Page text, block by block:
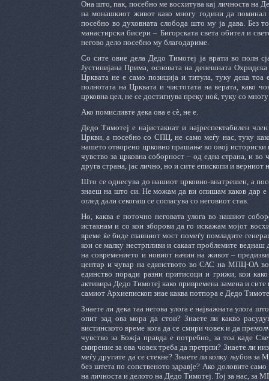
Она што, пак, посебно ме восхитува кај личноста на
на монашкиот живот како многу години да поминал
посебно во духовната слобода што му ја дава. Без
манастирски бисери – Бигорската света обител и
негово дело посебно му благодариме.
Со сите овие дела Дедо Тимотеј ја врати во полн
Јустинијана Прима, основата на денешната
Црквата не е само позиција и титула, туку дека
полнотата на Црквата и чистотата на верата, како
црковна цел, не се достигнува преку ноќ, туку со
Ако помисливте дека ова е сѐ, не е.
Дедо Тимотеј е најистакнат и најреспектабилен
Цркви, а посебно со СПЦ, не само меѓу нас, туку
нашето отворено црковно прашање во овој
чувство за црковна соборност – од една страна, и во
друга страна, јас лично, но и сите епископи и
Што се однесува до нашиот црковно-внатрешен, а
знаеш на што си. Не можам да ви опишам каков дар е
оглед дали секогаш се согласува со неговиот став.
Но, каква е поточно неговата улога во нашиот
истакнам и со кои зборови да го искажам мојот
време ќе биде главниот мост помеѓу помладите
кои се малку нестрпливи и сакаат проблемите веднаш
на современието и новиот начин на живот –
центар и чувар на единството во САС на МПЦ-ОА во
единство поради разни притисоци и грижи, кои
активира Дедо Тимотеј како привремена замена и
самиот Архиепископ знае каква потпора е Дедо
Знаете ли дека таа негова улога е најважната улога
опит зад ова мора да стои? Знаете ли какво
вистинското време кога да се смири човек и да
чувство за Божја правда е потребно, за тоа каде
смирение за ова човек треба да претрпи? Знаете ли
меѓу другите да се стекне? Знаете ли колку љубов
без штета по сопственото здравје? Ако доловите
на личноста и делото на Дедо Тимотеј. Тој за нас, за